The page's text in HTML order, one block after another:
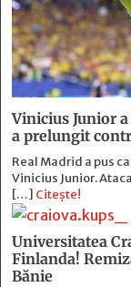
Vinicius Junior
a prelungit
Real Madrid a pus
Vinicius Junior.
[…] Citește!
Universitatea
Finlanda!
Bănie